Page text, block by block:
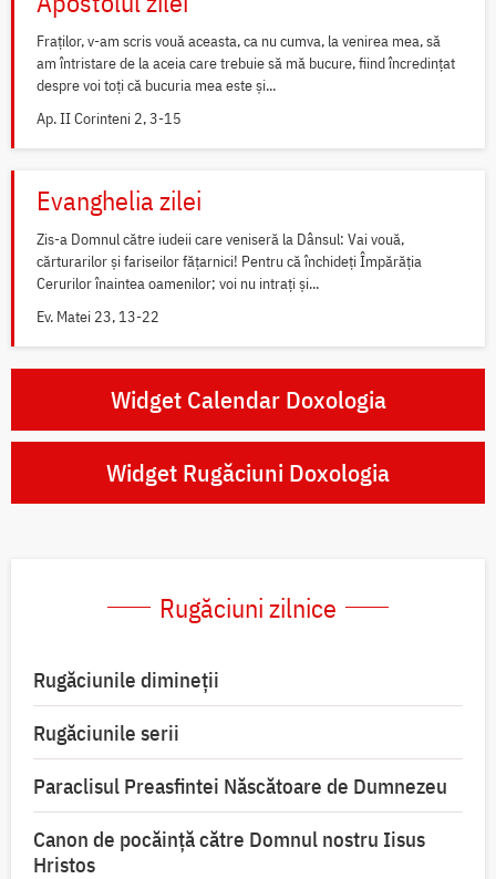
Fraților, v-am scris vouă aceasta, ca nu cumva, la venirea mea, să
am întristare de la aceia care trebuie să mă bucure, fiind încredințat
despre voi toți că bucuria mea este și...
Ap. II Corinteni 2, 3-15
Evanghelia zilei
Zis-a Domnul către iudeii care veniseră la Dânsul: Vai vouă,
cărturarilor și fariseilor fățarnici! Pentru că închideți Împărăția
Cerurilor înaintea oamenilor; voi nu intrați și...
Ev. Matei 23, 13-22
Widget Calendar Doxologia
Widget Rugăciuni Doxologia
Rugăciuni zilnice
Rugăciunile dimineții
Rugăciunile serii
Paraclisul Preasfintei Născătoare de Dumnezeu
Canon de pocăință către Domnul nostru Iisus
Hristos